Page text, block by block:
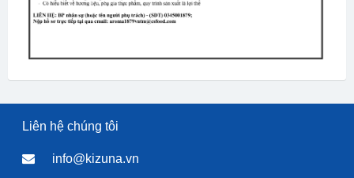
Liên hệ chúng tôi
info@kizuna.vn